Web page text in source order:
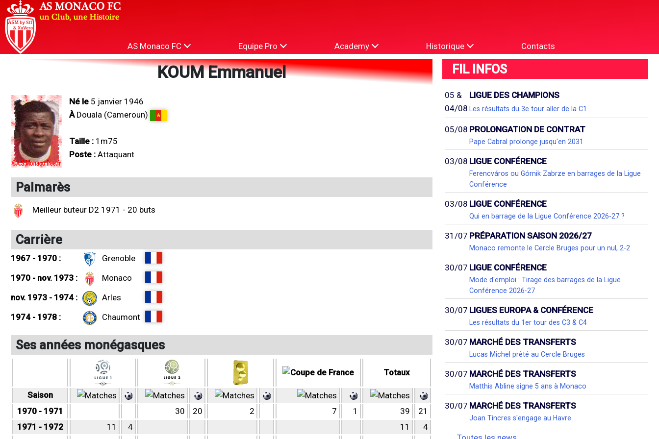
AS Monaco FC Equipe Pro Academy Historique Contacts
KOUM Emmanuel
Né le 5 janvier 1946
ÀDouala (Cameroun)
Taille : 1m75
Poste : Attaquant
Palmarès
Meilleur buteur D2 1971 - 20 buts
Carrière
1967 - 1970 :
Grenoble
1970 - nov. 1973 :
Monaco
nov. 1973 - 1974 :
Arles
1974 - 1978 :
Chaumont
Ses années monégasques
Totaux
Saison
1970 - 1971
30 20 2 7 1 39
21
1971 - 1972
11 4 11
4
FIL INFOS
05 &
04/08
LIGUE DES CHAMPIONS
Les résultats du 3e tour aller de la C1
05/08 PROLONGATION DE CONTRAT
Pape Cabral prolonge jusqu'en 2031
03/08 LIGUE CONFÉRENCE
Ferencváros ou Górnik Zabrze en barrages de la Ligue
Conférence
03/08 LIGUE CONFÉRENCE
Qui en barrage de la Ligue Conférence 2026-27 ?
31/07 PRÉPARATION SAISON 2026/27
Monaco remonte le Cercle Bruges pour un nul, 2-2
30/07 LIGUE CONFÉRENCE
Mode d'emploi : Tirage des barrages de la Ligue
Conférence 2026-27
30/07 LIGUES EUROPA & CONFÉRENCE
Les résultats du 1er tour des C3 & C4
30/07 MARCHÉ DES TRANSFERTS
Lucas Michel prêté au Cercle Bruges
30/07 MARCHÉ DES TRANSFERTS
Matthis Abline signe 5 ans à Monaco
30/07 MARCHÉ DES TRANSFERTS
Joan Tincres s'engage au Havre